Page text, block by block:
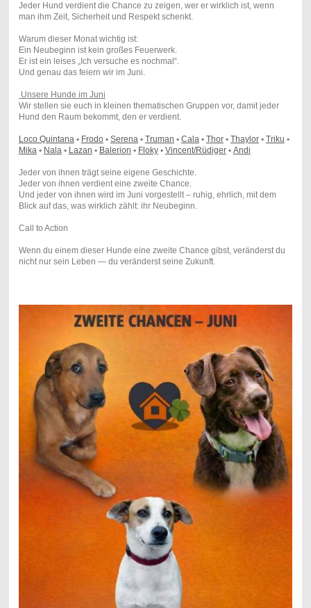
Jeder Hund verdient die Chance zu zeigen, wer er wirklich ist, wenn
man ihm Zeit, Sicherheit und Respekt schenkt.
Warum dieser Monat wichtig ist:
Ein Neubeginn ist kein großes Feuerwerk.
Er ist ein leises „Ich versuche es nochmal“.
Und genau das feiern wir im Juni.
Unsere Hunde im Juni
Wir stellen sie euch in kleinen thematischen Gruppen vor, damit jeder
Hund den Raum bekommt, den er verdient.
Loco Quintana• Frodo• Serena• Truman • Cala• Thor• Thaylor• Triku •
Mika• Nala• Lazan • Balerion • Floky• Vincent/Rüdiger• Andi
Jeder von ihnen trägt seine eigene Geschichte.
Jeder von ihnen verdient eine zweite Chance.
Und jeder von ihnen wird im Juni vorgestellt – ruhig, ehrlich, mit dem
Blick auf das, was wirklich zählt: ihr Neubeginn.
Call to Action
Wenn du einem dieser Hunde eine zweite Chance gibst, veränderst du
nicht nur sein Leben — du veränderst seine Zukunft.